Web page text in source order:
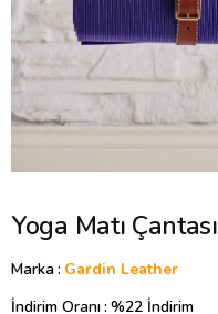
Yoga Matı Çantası
Marka: Gardin Leather
İndirim Oranı: %22 İndirim